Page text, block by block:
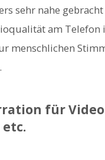
sehr nahe
am Telefon
menschlichen
für
etc.